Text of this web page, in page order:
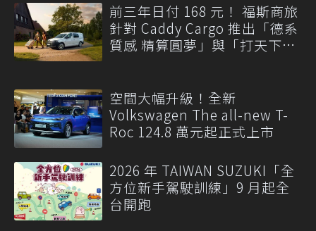
前三年日付 168 元！ 福斯商旅
針對 Caddy Cargo 推出「德系
質感 精算圓夢」與「打天下」
空間大幅升級！全新
Volkswagen The all-new T-
Roc 124.8 萬元起正式上市
2026 年 TAIWAN SUZUKI「全
方位新手駕駛訓練」9 月起全
台開跑